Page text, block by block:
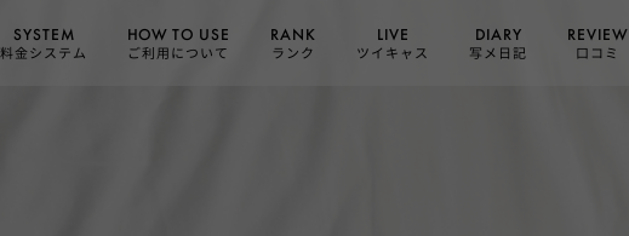
SYSTEM
料金システム
HOW TO USE
ご利用について
RANK
ランク
LIVE
ツイキャス
DIARY
写メ日記
REVIEW
口コミ